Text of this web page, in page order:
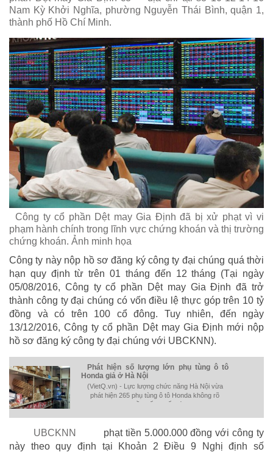
Nam Kỳ Khởi Nghĩa, phường Nguyễn Thái Bình, quận 1,
thành phố Hồ Chí Minh.
Công ty cổ phần Dệt may Gia Định đã bị xử phạt vì vi
phạm hành chính trong lĩnh vực chứng khoán và thị trường
chứng khoán. Ảnh minh họa
Công ty này nộp hồ sơ đăng ký công ty đại chúng quá thời
hạn quy định từ trên 01 tháng đến 12 tháng (Tại ngày
05/08/2016, Công ty cổ phần Dệt may Gia Định đã trở
thành công ty đại chúng có vốn điều lệ thực góp trên 10 tỷ
đồng và có trên 100 cổ đông. Tuy nhiên, đến ngày
13/12/2016, Công ty cổ phần Dệt may Gia Định mới nộp
hồ sơ đăng ký công ty đại chúng với UBCKNN).
Phát hiện số lượng lớn phụ tùng ô tô
Honda giả ở Hà Nội
(VietQ.vn) - Lực lượng chức năng Hà Nội vừa
phát hiện 265 phụ tùng ô tô Honda không rõ
nguồn gốc, xuất xứ.
UBCKNN
phạt tiền 5.000.000 đồng với công ty
này theo quy định tại Khoản 2 Điều 9 Nghị định số